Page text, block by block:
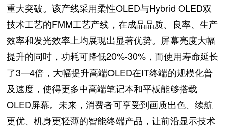
重大突破。该产线采用柔性OLED与Hybrid OLED双
技术工艺的FMM工艺产线，在成品品质、良率、生产
效率和发光效率上均展现出显著优势。屏幕亮度大幅
提升的同时，功耗可降低20%-30%，而使用寿命延长
了3—4倍，大幅提升高端OLED在IT终端的规模化普
及速度，使得更多中高端笔记本和平板能够搭载
OLED屏幕。未来，消费者可享受到画质出色、续航
更优、机身更轻薄的智能终端产品，让前沿显示技术